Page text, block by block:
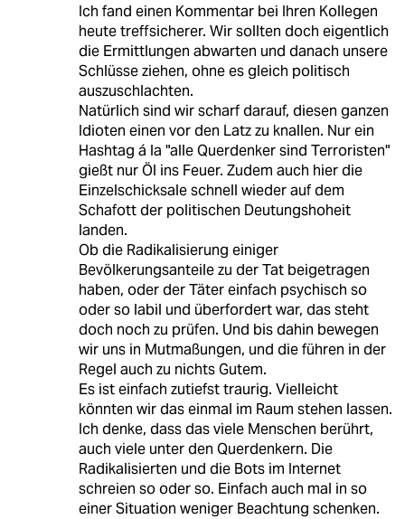
Ich fand einen Kommentar bei Ihren Kollegen
heute treffsicherer. Wir sollten doch eigentlich
die Ermittlungen abwarten und danach unsere
Schlüsse ziehen, ohne es gleich politisch
auszuschlachten.
Natürlich sind wir scharf darauf, diesen ganzen
Idioten einen vor den Latz zu knallen. Nur ein
Hashtag á la "alle Querdenker sind Terroristen"
gießt nur Öl ins Feuer. Zudem auch hier die
Einzelschicksale schnell wieder auf dem
Schafott der politischen Deutungshoheit
landen.
Ob die Radikalisierung einiger
Bevölkerungsanteile zu der Tat beigetragen
haben, oder der Täter einfach psychisch so
oder so labil und überfordert war, das steht
doch noch zu prüfen. Und bis dahin bewegen
wir uns in Mutmaßungen, und die führen in der
Regel auch zu nichts Gutem.
Es ist einfach zutiefst traurig. Vielleicht
könnten wir das einmal im Raum stehen lassen.
Ich denke, dass das viele Menschen berührt,
auch viele unter den Querdenkern. Die
Radikalisierten und die Bots im Internet
schreien so oder so. Einfach auch mal in so
einer Situation weniger Beachtung schenken.